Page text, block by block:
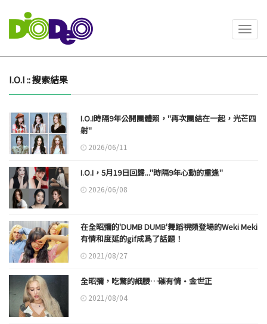
I.O.I :: 搜索結果
I.O.I時隔9年公開團體照，"再次團結在一起，光芒四
射"
2026/06/11
I.O.I，5月19日回歸..."時隔9年心動的重逢"
2026/06/08
在全昭彌的'DUMB DUMB'舞蹈視頻登場的Weki Meki
有情和度延的gif成爲了話題！
2021/08/27
全昭彌，吃驚的細腰…磪有情·金世正
2021/08/04